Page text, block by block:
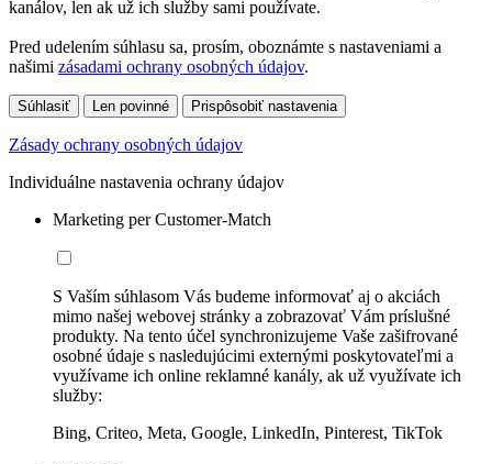
kanálov, len ak už ich služby sami používate.
Pred udelením súhlasu sa, prosím, oboznámte s nastaveniami a
našimi zásadami ochrany osobných údajov.
Súhlasiť Len povinné Prispôsobiť nastavenia
Zásady ochrany osobných údajov
Individuálne nastavenia ochrany údajov
Marketing per Customer-Match
S Vaším súhlasom Vás budeme informovať aj o akciách
mimo našej webovej stránky a zobrazovať Vám príslušné
produkty. Na tento účel synchronizujeme Vaše zašifrované
osobné údaje s nasledujúcimi externými poskytovateľmi a
využívame ich online reklamné kanály, ak už využívate ich
služby:
Bing, Criteo, Meta, Google, LinkedIn, Pinterest, TikTok